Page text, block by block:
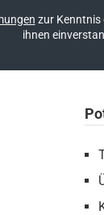
zur Kenntnis
ihnen